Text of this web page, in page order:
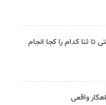
تا ثنا کدام را کجا انجام